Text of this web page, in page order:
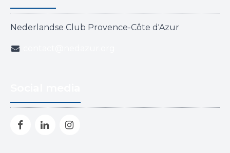
Nederlandse Club Provence-Côte d'Azur